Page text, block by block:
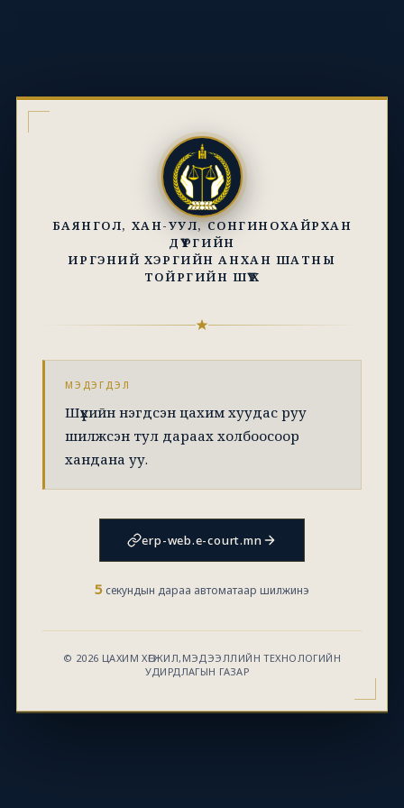
БАЯНГОЛ, ХАН-УУЛ, СОНГИНОХАЙРХАН
ДҮҮРГИЙН
ИРГЭНИЙ ХЭРГИЙН АНХАН ШАТНЫ
ТОЙРГИЙН ШҮҮХ
МЭДЭГДЭЛ
Шүүхийн нэгдсэн цахим хуудас руу
шилжсэн тул дараах холбоосоор
хандана уу.
erp-web.e-court.mn
5 секундын дараа автоматаар шилжинэ
© 2026 ЦАХИМ ХӨГЖИЛ,МЭДЭЭЛЛИЙН ТЕХНОЛОГИЙН
УДИРДЛАГЫН ГАЗАР